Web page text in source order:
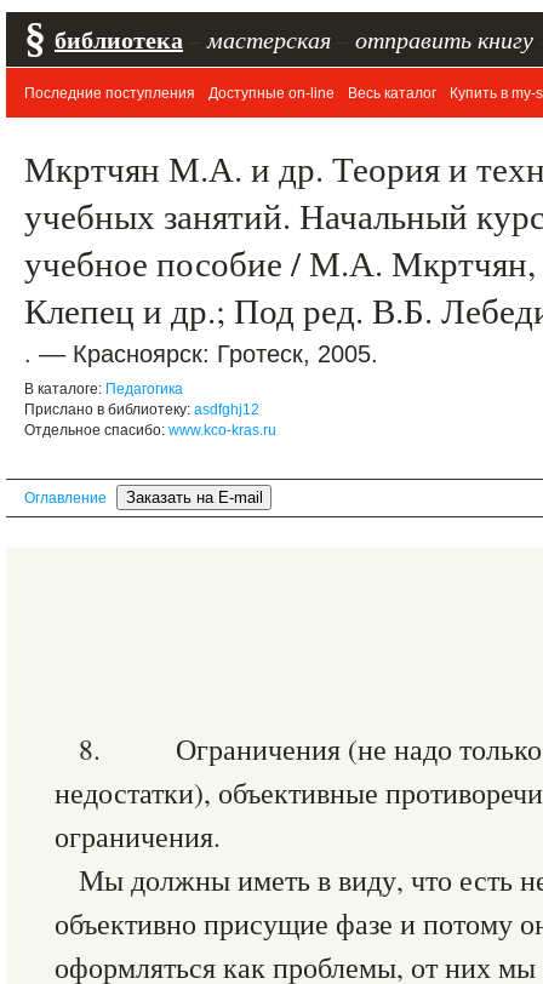
§ библиотека мастерская отправить книгу
Последние поступления Доступные on-line Весь каталог Купить в my-
Мкртчян М.А. и др. Теория и
учебных занятий. Начальный
учебное пособие / М.А.
Клепец и др.; Под ред. В.Б.
. –– Красноярск: Гротеск, 2005.
В каталоге: Педагогика
Прислано в библиотеку: asdfghj12
Отдельное спасибо: www.kco-kras.ru
Оглавление
8. Ограничения (не надо только
недостатки), объективные
ограничения.
Мы должны иметь в виду, что есть
объективно присущие фазе и потому
оформляться как проблемы, от них мы